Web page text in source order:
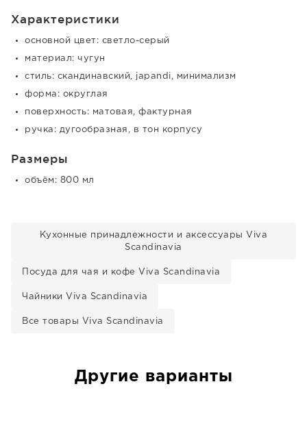
Характеристики
основной цвет: светло-серый
материал: чугун
стиль: скандинавский, japandi, минимализм
форма: округлая
поверхность: матовая, фактурная
ручка: дугообразная, в тон корпусу
Размеры
объём: 800 мл
Кухонные принадлежности и аксессуары Viva
Scandinavia
Посуда для чая и кофе Viva Scandinavia
Чайники Viva Scandinavia
Все товары Viva Scandinavia
Другие варианты